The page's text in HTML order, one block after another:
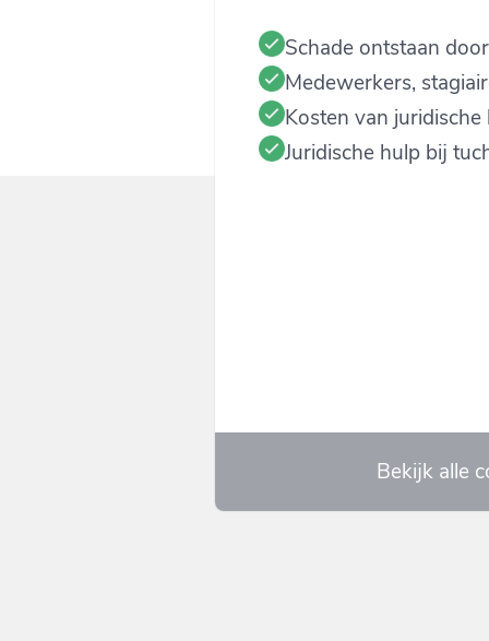
Schade ontstaan
Medewerkers,
Kosten van
Juridische hulp bij
Bekijk alle